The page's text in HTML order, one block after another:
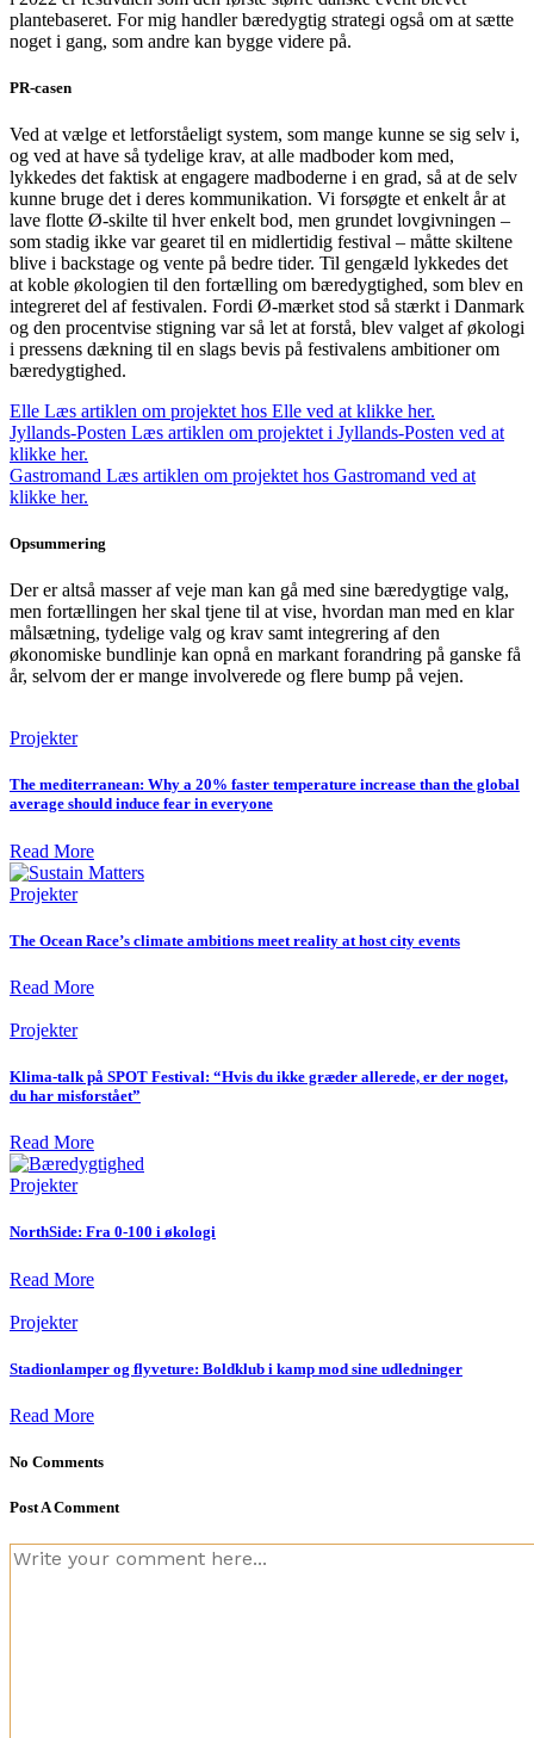
plantebaseret. For mig handler bæredygtig strategi også om at sætte
noget i gang, som andre kan bygge videre på.
PR-casen
Ved at vælge et letforståeligt system, som mange kunne se sig selv i,
og ved at have så tydelige krav, at alle madboder kom med,
lykkedes det faktisk at engagere madboderne i en grad, så at de selv
kunne bruge det i deres kommunikation. Vi forsøgte et enkelt år at
lave flotte Ø-skilte til hver enkelt bod, men grundet lovgivningen –
som stadig ikke var gearet til en midlertidig festival – måtte skiltene
blive i backstage og vente på bedre tider. Til gengæld lykkedes det
at koble økologien til den fortælling om bæredygtighed, som blev en
integreret del af festivalen. Fordi Ø-mærket stod så stærkt i Danmark
og den procentvise stigning var så let at forstå, blev valget af økologi
i pressens dækning til en slags bevis på festivalens ambitioner om
bæredygtighed.
Elle Læs artiklen om projektet hos Elle ved at klikke her.
Jyllands-Posten Læs artiklen om projektet i Jyllands-Posten ved at
klikke her.
Gastromand Læs artiklen om projektet hos Gastromand ved at
klikke her.
Opsummering
Der er altså masser af veje man kan gå med sine bæredygtige valg,
men fortællingen her skal tjene til at vise, hvordan man med en klar
målsætning, tydelige valg og krav samt integrering af den
økonomiske bundlinje kan opnå en markant forandring på ganske få
år, selvom der er mange involverede og flere bump på vejen.
Projekter
The mediterranean: Why a 20% faster temperature increase than the global
average should induce fear in everyone
Read More
Projekter
The Ocean Race’s climate ambitions meet reality at host city events
Read More
Projekter
Klima-talk på SPOT Festival: “Hvis du ikke græder allerede, er der noget,
du har misforstået”
Read More
Projekter
NorthSide: Fra 0-100 i økologi
Read More
Projekter
Stadionlamper og flyveture: Boldklub i kamp mod sine udledninger
Read More
No Comments
Post A Comment